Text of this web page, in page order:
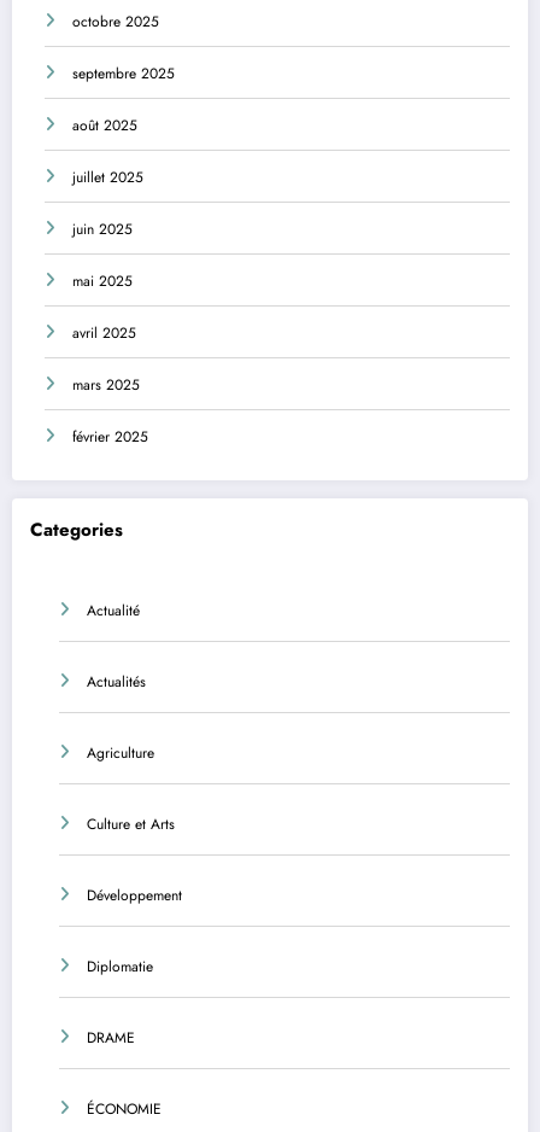
octobre 2025
septembre 2025
août 2025
juillet 2025
juin 2025
mai 2025
avril 2025
mars 2025
février 2025
Categories
Actualité
Actualités
Agriculture
Culture et Arts
Développement
Diplomatie
DRAME
ÉCONOMIE